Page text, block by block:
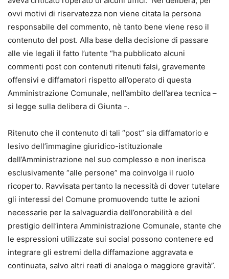
ovvi motivi di riservatezza non viene citata la persona
responsabile del commento, nè tanto bene viene reso il
contenuto del post. Alla base della decisione di passare
alle vie legali il fatto l’utente “ha pubblicato alcuni
commenti post con contenuti ritenuti falsi, gravemente
offensivi e diffamatori rispetto all’operato di questa
Amministrazione Comunale, nell’ambito dell’area tecnica –
si legge sulla delibera di Giunta -.
Ritenuto che il contenuto di tali “post” sia diffamatorio e
lesivo dell’immagine giuridico-istituzionale
dell’Amministrazione nel suo complesso e non inerisca
esclusivamente “alle persone” ma coinvolga il ruolo
ricoperto. Ravvisata pertanto la necessità di dover tutelare
gli interessi del Comune promuovendo tutte le azioni
necessarie per la salvaguardia dell’onorabilità e del
prestigio dell’intera Amministrazione Comunale, stante che
le espressioni utilizzate sui social possono contenere ed
integrare gli estremi della diffamazione aggravata e
continuata, salvo altri reati di analoga o maggiore gravità”.